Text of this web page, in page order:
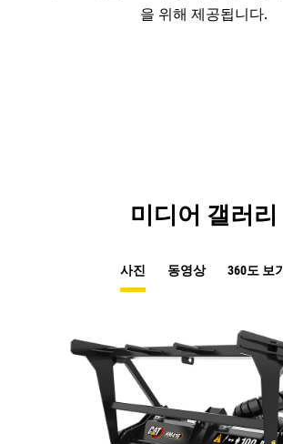
을 위해 제공됩니다.
미디어 갤러리
사진 동영상 360도 보기